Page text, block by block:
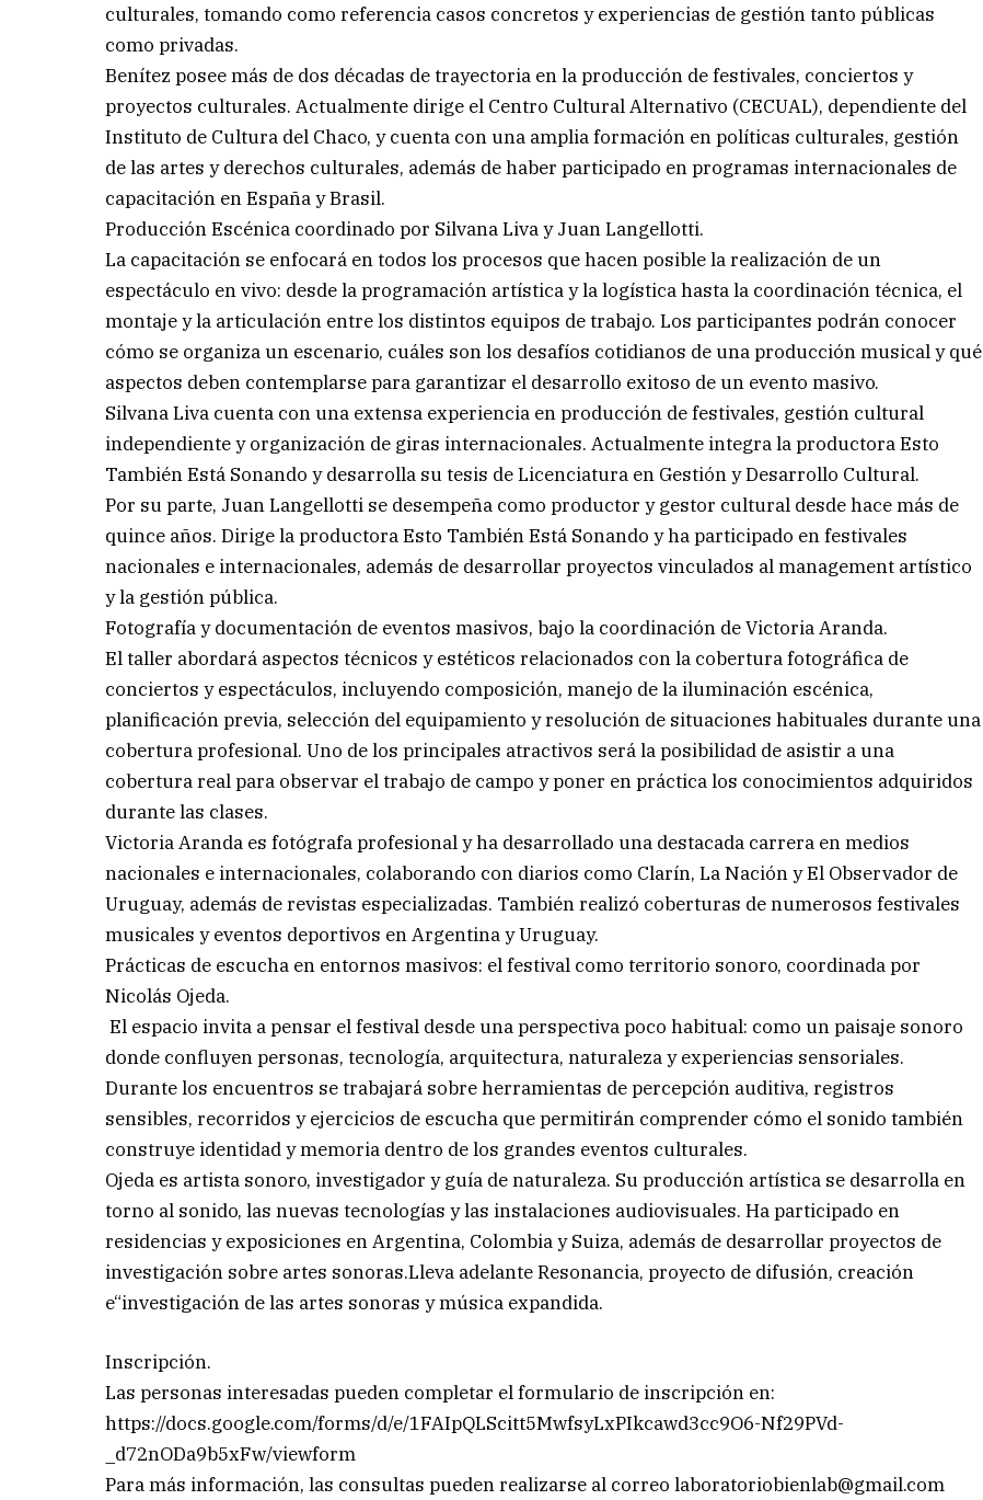
culturales, tomando como referencia casos concretos y experiencias de gestión tanto públicas
como privadas.
Benítez posee más de dos décadas de trayectoria en la producción de festivales, conciertos y
proyectos culturales. Actualmente dirige el Centro Cultural Alternativo (CECUAL), dependiente del
Instituto de Cultura del Chaco, y cuenta con una amplia formación en políticas culturales, gestión
de las artes y derechos culturales, además de haber participado en programas internacionales de
capacitación en España y Brasil.
Producción Escénica coordinado por Silvana Liva y Juan Langellotti.
La capacitación se enfocará en todos los procesos que hacen posible la realización de un
espectáculo en vivo: desde la programación artística y la logística hasta la coordinación técnica, el
montaje y la articulación entre los distintos equipos de trabajo. Los participantes podrán conocer
cómo se organiza un escenario, cuáles son los desafíos cotidianos de una producción musical y qué
aspectos deben contemplarse para garantizar el desarrollo exitoso de un evento masivo.
Silvana Liva cuenta con una extensa experiencia en producción de festivales, gestión cultural
independiente y organización de giras internacionales. Actualmente integra la productora Esto
También Está Sonando y desarrolla su tesis de Licenciatura en Gestión y Desarrollo Cultural.
Por su parte, Juan Langellotti se desempeña como productor y gestor cultural desde hace más de
quince años. Dirige la productora Esto También Está Sonando y ha participado en festivales
nacionales e internacionales, además de desarrollar proyectos vinculados al management artístico
y la gestión pública.
Fotografía y documentación de eventos masivos, bajo la coordinación de Victoria Aranda.
El taller abordará aspectos técnicos y estéticos relacionados con la cobertura fotográfica de
conciertos y espectáculos, incluyendo composición, manejo de la iluminación escénica,
planificación previa, selección del equipamiento y resolución de situaciones habituales durante una
cobertura profesional. Uno de los principales atractivos será la posibilidad de asistir a una
cobertura real para observar el trabajo de campo y poner en práctica los conocimientos adquiridos
durante las clases.
Victoria Aranda es fotógrafa profesional y ha desarrollado una destacada carrera en medios
nacionales e internacionales, colaborando con diarios como Clarín, La Nación y El Observador de
Uruguay, además de revistas especializadas. También realizó coberturas de numerosos festivales
musicales y eventos deportivos en Argentina y Uruguay.
Prácticas de escucha en entornos masivos: el festival como territorio sonoro, coordinada por
Nicolás Ojeda.
El espacio invita a pensar el festival desde una perspectiva poco habitual: como un paisaje sonoro
donde confluyen personas, tecnología, arquitectura, naturaleza y experiencias sensoriales.
Durante los encuentros se trabajará sobre herramientas de percepción auditiva, registros
sensibles, recorridos y ejercicios de escucha que permitirán comprender cómo el sonido también
construye identidad y memoria dentro de los grandes eventos culturales.
Ojeda es artista sonoro, investigador y guía de naturaleza. Su producción artística se desarrolla en
torno al sonido, las nuevas tecnologías y las instalaciones audiovisuales. Ha participado en
residencias y exposiciones en Argentina, Colombia y Suiza, además de desarrollar proyectos de
investigación sobre artes sonoras.Lleva adelante Resonancia, proyecto de difusión, creación
e“investigación de las artes sonoras y música expandida.
Inscripción.
Las personas interesadas pueden completar el formulario de inscripción en:
https://docs.google.com/forms/d/e/1FAIpQLScitt5MwfsyLxPIkcawd3cc9O6-Nf29PVd-
_d72nODa9b5xFw/viewform
Para más información, las consultas pueden realizarse al correolaboratoriobienlab@gmail.com